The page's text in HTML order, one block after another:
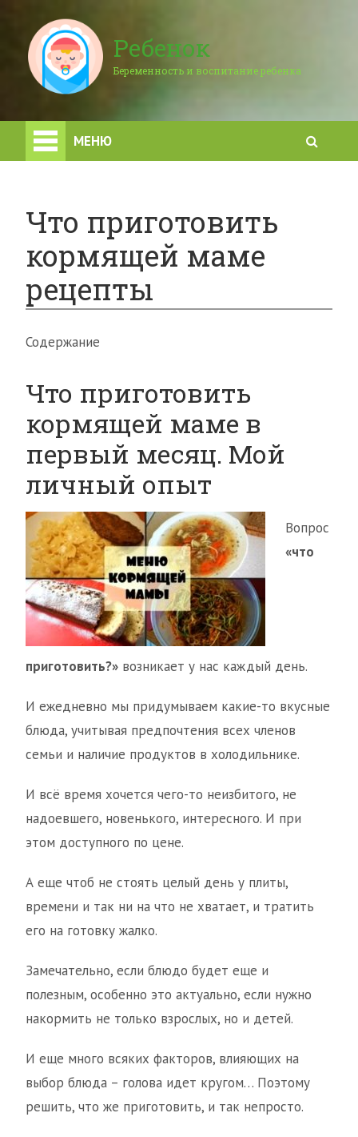
Ребенок
Беременность и воспитание ребенка
МЕНЮ
Что приготовить
кормящей маме
рецепты
Содержание
Что приготовить
кормящей маме в
первый месяц. Мой
личный опыт
Вопрос
«что
приготовить?» возникает у нас каждый день.
И ежедневно мы придумываем какие-то вкусные
блюда, учитывая предпочтения всех членов
семьи и наличие продуктов в холодильнике.
И всё время хочется чего-то неизбитого, не
надоевшего, новенького, интересного. И при
этом доступного по цене.
А еще чтоб не стоять целый день у плиты,
времени и так ни на что не хватает, и тратить
его на готовку жалко.
Замечательно, если блюдо будет еще и
полезным, особенно это актуально, если нужно
накормить не только взрослых, но и детей.
И еще много всяких факторов, влияющих на
выбор блюда – голова идет кругом… Поэтому
решить, что же приготовить, и так непросто.